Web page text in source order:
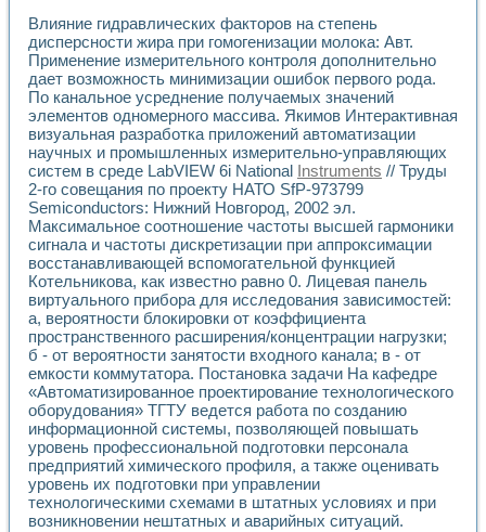
Влияние гидравлических факторов на степень
дисперсности жира при гомогенизации молока: Авт.
Применение измерительного контроля дополнительно
дает возможность минимизации ошибок первого рода.
По канальное усреднение получаемых значений
элементов одномерного массива. Якимов Интерактивная
визуальная разработка приложений автоматизации
научных и промышленных измерительно-управляющих
систем в среде LabVIEW 6i National Instruments // Труды
2-го совещания по проекту НАТО SfP-973799
Semiconductors: Нижний Новгород, 2002 эл.
Максимальное соотношение частоты высшей гармоники
сигнала и частоты дискретизации при аппроксимации
восстанавливающей вспомогательной функцией
Котельникова, как известно равно 0. Лицевая панель
виртуального прибора для исследования зависимостей:
а, вероятности блокировки от коэффициента
пространственного расширения/концентрации нагрузки;
б - от вероятности занятости входного канала; в - от
емкости коммутатора. Постановка задачи На кафедре
«Автоматизированное проектирование технологического
оборудования» ТГТУ ведется работа по созданию
информационной системы, позволяющей повышать
уровень профессиональной подготовки персонала
предприятий химического профиля, а также оценивать
уровень их подготовки при управлении
технологическими схемами в штатных условиях и при
возникновении нештатных и аварийных ситуаций.